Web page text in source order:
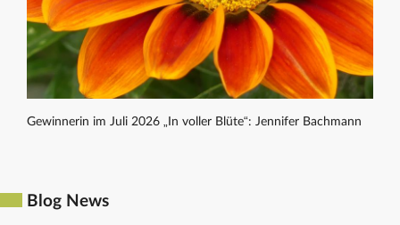
Gewinnerin im Juli 2026 „In voller Blüte“: Jennifer Bachmann
Blog News